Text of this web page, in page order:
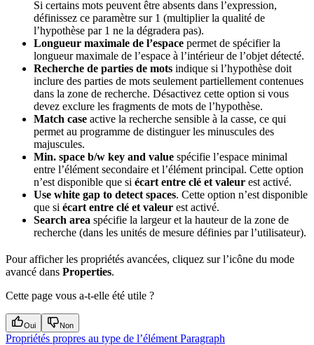
Si certains mots peuvent être absents dans l’expression,
définissez ce paramètre sur 1 (multiplier la qualité de
l’hypothèse par 1 ne la dégradera pas).
Longueur maximale de l’espace permet de spécifier la
longueur maximale de l’espace à l’intérieur de l’objet détecté.
Recherche de parties de mots indique si l’hypothèse doit
inclure des parties de mots seulement partiellement contenues
dans la zone de recherche. Désactivez cette option si vous
devez exclure les fragments de mots de l’hypothèse.
Match case active la recherche sensible à la casse, ce qui
permet au programme de distinguer les minuscules des
majuscules.
Min. space b/w key and value spécifie l’espace minimal
entre l’élément secondaire et l’élément principal. Cette option
n’est disponible que si écart entre clé et valeur est activé.
Use white gap to detect spaces. Cette option n’est disponible
que si écart entre clé et valeur est activé.
Search area spécifie la largeur et la hauteur de la zone de
recherche (dans les unités de mesure définies par l’utilisateur).
Pour afficher les propriétés avancées, cliquez sur l’icône du mode
avancé dans Properties.
Cette page vous a-t-elle été utile ?
Oui Non
Propriétés propres au type de l’élément Paragraph